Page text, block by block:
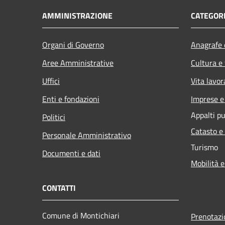
AMMINISTRAZIONE
Organi di Governo
Aree Amministrative
Uffici
Enti e fondazioni
Politici
Personale Amministrativo
Documenti e dati
Cultura
Vita
Imprese
Appalti
Catasto
Turismo
Mobilità
CONTATTI
Comune di Montichiari